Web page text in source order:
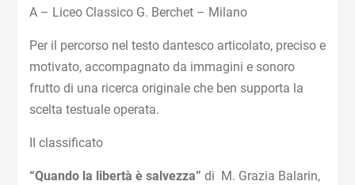
A – Liceo Classico G. Berchet – Milano
Per il percorso nel testo dantesco articolato, preciso e
motivato, accompagnato da immagini e sonoro
frutto di una ricerca originale che ben supporta la
scelta testuale operata.
II classificato
“Quando la libertà è salvezza” di M. Grazia Balarin,